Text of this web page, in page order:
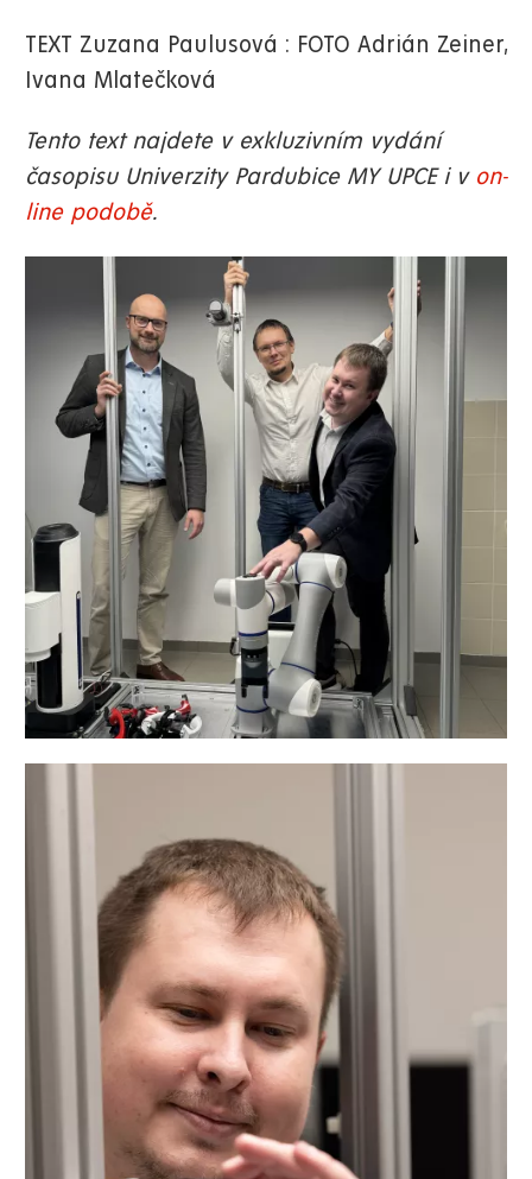
TEXT Zuzana Paulusová : FOTO Adrián Zeiner,
Ivana Mlatečková
Tento text najdete v exkluzivním vydání
časopisu Univerzity Pardubice MY UPCE i v on-
line podobě.